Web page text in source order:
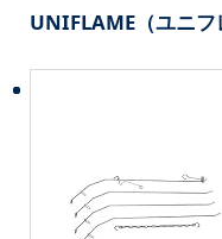
UNIFLAME（ユニ